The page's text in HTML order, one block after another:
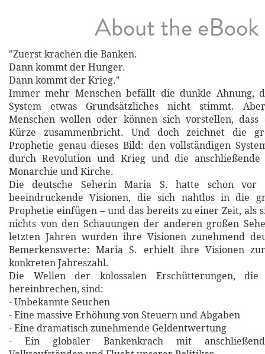
About the eBook
"Zuerst krachen die Banken.
Dann kommt der Hunger.
Dann kommt der Krieg."
Immer mehr Menschen befällt die dunkle Ahnung,
System etwas Grundsätzliches nicht stimmt.
Menschen wollen oder können sich vorstellen, dass
Kürze zusammenbricht. Und doch zeichnet die
Prophetie genau dieses Bild: den vollständigen
durch Revolution und Krieg und die anschließende
Monarchie und Kirche.
Die deutsche Seherin Maria S. hatte schon vor
beeindruckende Visionen, die sich nahtlos in die
Prophetie einfügen – und das bereits zu einer Zeit, als
nichts von den Schauungen der anderen großen
letzten Jahren wurden ihre Visionen zunehmend
Bemerkenswerte: Maria S. erhielt ihre Visionen
konkreten Jahreszahl.
Die Wellen der kolossalen Erschütterungen,
hereinbrechen, sind:
- Unbekannte Seuchen
- Eine massive Erhöhung von Steuern und Abgaben
- Eine dramatisch zunehmende Geldentwertung
- Ein globaler Bankenkrach mit